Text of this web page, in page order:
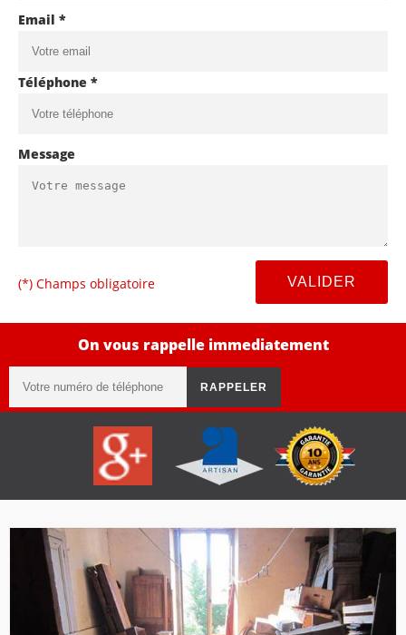
Email *
Téléphone *
Message
(*) Champs obligatoire
On vous rappelle immediatement